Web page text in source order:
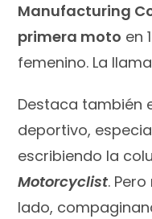
Manufacturing
primera moto en
femenino. La
Destaca también
deportivo,
escribiendo la
Motorcyclist.
lado,